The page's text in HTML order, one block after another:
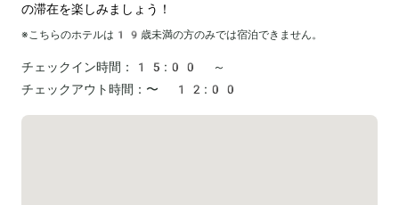
の滞在を楽しみましょう！
※こちらのホテルは 19 歳未満の方のみでは宿泊できません。
チェックイン時間：
15:00 ～
チェックアウト時間： 〜 12:00